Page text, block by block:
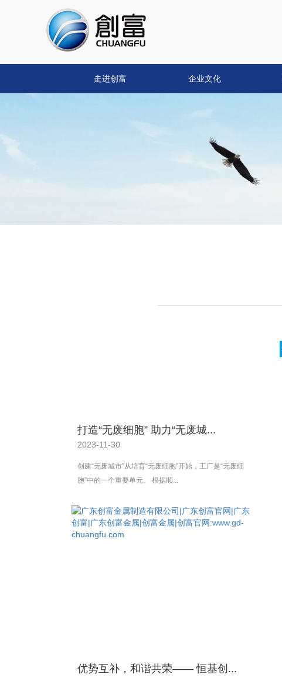
走进创富 企业文化
打造“无废细胞” 助力“无废城...
2023-11-30
创建“无废城市”从培育“无废细胞”开始，工厂是“无废细
胞”中的一个重要单元。 根据顺...
优势互补，和谐共荣—— 恒基创...